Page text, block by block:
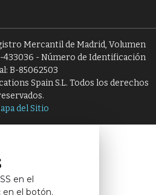
Mercantil de Madrid, Volumen
433036 - Número de Identificación
B-85062503
Spain S.L. Todos los derechos
del Sitio
en el
en el botón.